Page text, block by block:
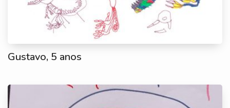
Gustavo, 5 anos